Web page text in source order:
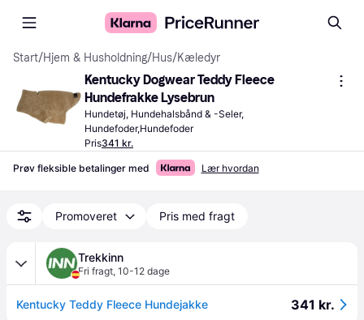
Start/Hjem & Husholdning/Hus/Kæledyr
Kentucky Dogwear Teddy Fleece
Hundefrakke Lysebrun
Hundetøj, Hundehalsbånd & -Seler,
Hundefoder,Hundefoder
Pris341 kr.
Prøv fleksible betalinger med Lær hvordan
Promoveret Pris med fragt
Trekkinn
Fri fragt, 10-12 dage
Kentucky Teddy Fleece Hundejakke 341 kr.